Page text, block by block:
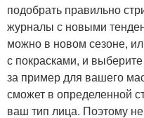
подобрать правильно
журналы с новыми
можно в новом сезоне,
с покрасками, и
за пример для вашего
сможет в определенной
ваш тип лица. Поэтому